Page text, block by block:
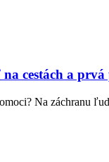
cestách a prvá
Na záchranu